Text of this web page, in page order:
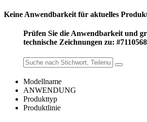
Keine Anwendbarkeit für aktuelles
Prüfen Sie die Anwendbarkeit und
technische Zeichnungen zu:
Modellname
ANWENDUNG
Produkttyp
Produktlinie